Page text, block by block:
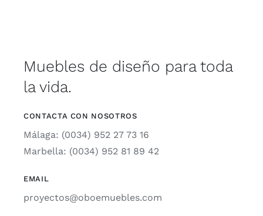
Muebles de diseño para toda
la vida.
CONTACTA CON NOSOTROS
Málaga: (0034) 952 27 73 16
Marbella: (0034) 952 81 89 42
EMAIL
proyectos@oboemuebles.com